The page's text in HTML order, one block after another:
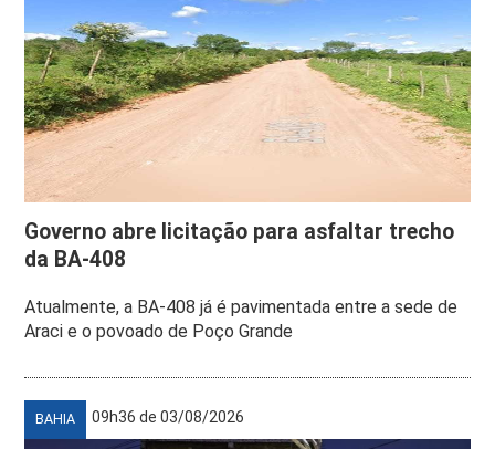
Governo abre licitação para asfaltar trecho
da BA-408
Atualmente, a BA-408 já é pavimentada entre a sede de
Araci e o povoado de Poço Grande
BAHIA 09h36 de 03/08/2026